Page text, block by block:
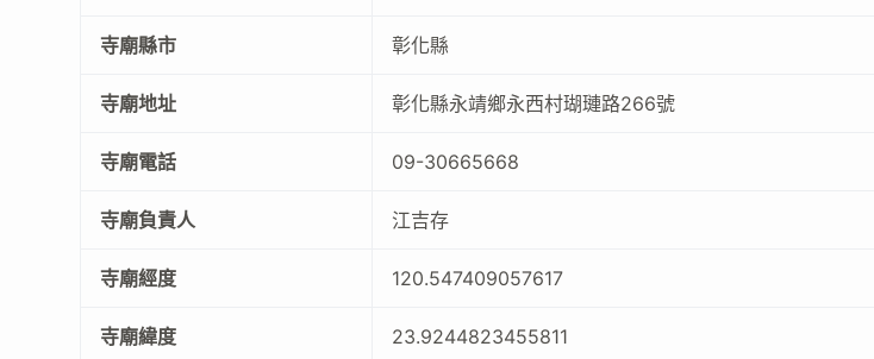
寺廟縣市 彰化縣
寺廟地址 彰化縣永靖鄉永西村瑚璉路266號
寺廟電話 09-30665668
寺廟負責人 江吉存
寺廟經度 120.547409057617
寺廟緯度 23.9244823455811